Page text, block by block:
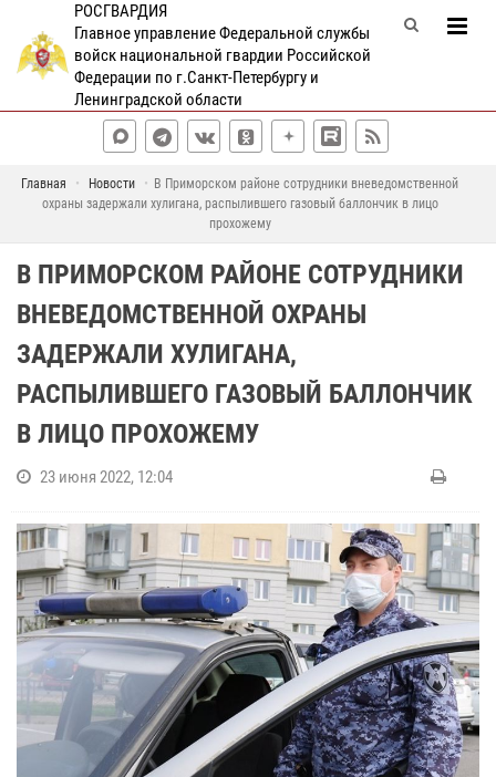
РОСГВАРДИЯ
Главное управление Федеральной службы
войск национальной гвардии Российской
Федерации по г.Санкт-Петербургу и
Ленинградской области
Главная Новости
В Приморском районе сотрудники вневедомственной
охраны задержали хулигана, распылившего газовый баллончик в лицо
прохожему
В ПРИМОРСКОМ РАЙОНЕ СОТРУДНИКИ
ВНЕВЕДОМСТВЕННОЙ ОХРАНЫ
ЗАДЕРЖАЛИ ХУЛИГАНА,
РАСПЫЛИВШЕГО ГАЗОВЫЙ БАЛЛОНЧИК
В ЛИЦО ПРОХОЖЕМУ
23 июня 2022, 12:04